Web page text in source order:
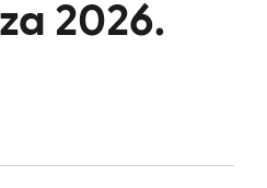
2026.